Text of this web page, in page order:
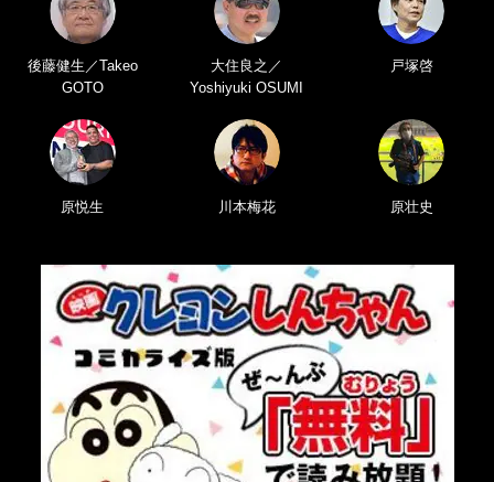
後藤健生／Takeo
GOTO
大住良之／
Yoshiyuki OSUMI
戸塚啓
原悦生 川本梅花 原壮史